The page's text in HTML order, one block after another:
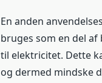
En anden
bruges som en del
til elektricitet. Dette
og dermed mindske